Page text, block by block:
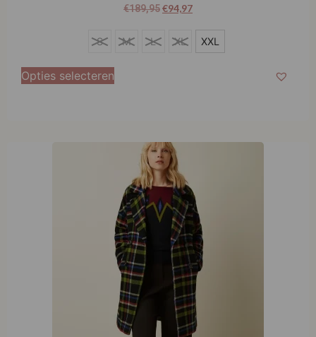
€189,95€94,97
S M L XL XXL
Opties selecteren